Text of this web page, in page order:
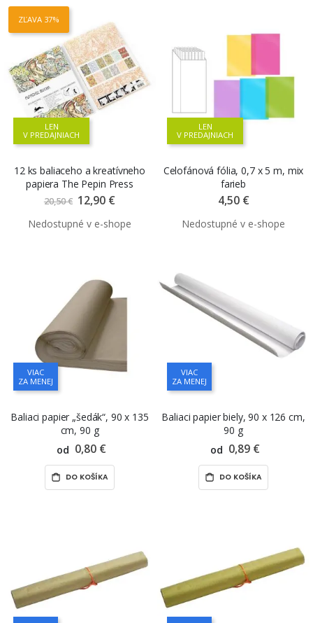
LEN
V PREDAJNIACH
ZĽAVA 37%
12 ks baliaceho a kreatívneho
papiera The Pepin Press
„Alphonse Mucha“, v knihe
20,50 € Znížená
cena
12,90 €
LEN
V PREDAJNIACH
Celofánová fólia, 0,7 x 5 m, mix
farieb
4,50 €
VIAC
ZA MENEJ
Baliaci papier „šedák“, 90 x 135
cm, 90 g
od 0,80 €
DO KOŠÍKA
VIAC
ZA MENEJ
Baliaci papier biely, 90 x 126 cm,
90 g
od 0,89 €
DO KOŠÍKA